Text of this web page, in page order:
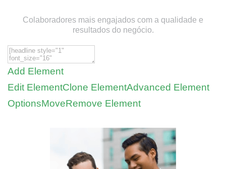
Colaboradores mais engajados com a qualidade e
resultados do negócio.
Add Element
Edit ElementClone ElementAdvanced Element
OptionsMoveRemove Element